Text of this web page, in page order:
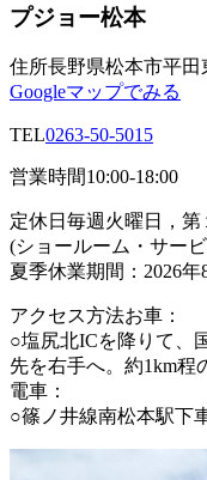
プジョー松本
住所長野県松本市平田
Googleマップでみる
TEL0263-50-5015
営業時間10:00-18:00
定休日 毎週火曜日，第
(ショールーム・サー
夏季休業期間：2026
アクセス方法お車：
○塩尻北ICを降りて、
先を右手へ。約1km程
電車：
○篠ノ井線南松本駅下